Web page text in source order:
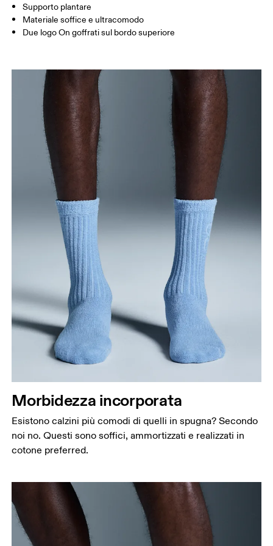
JP 22 — 24.5
Scorri in orizzontale per visualizzare la tabella
Supporto plantare
Materiale soffice e ultracomodo
Due logo On goffrati sul bordo superiore
Morbidezza incorporata
Esistono calzini più comodi di quelli in spugna? Secondo
noi no. Questi sono soffici, ammortizzati e realizzati in
cotone preferred.